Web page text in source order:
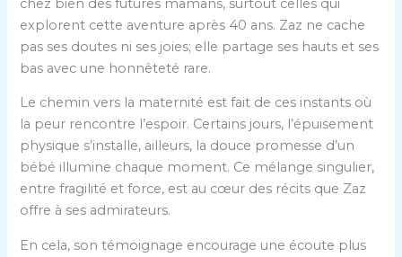
chez bien des futures mamans, surtout celles qui
explorent cette aventure après 40 ans. Zaz ne cache
pas ses doutes ni ses joies; elle partage ses hauts et ses
bas avec une honnêteté rare.
Le chemin vers la maternité est fait de ces instants où
la peur rencontre l’espoir. Certains jours, l’épuisement
physique s’installe, ailleurs, la douce promesse d’un
bébé illumine chaque moment. Ce mélange singulier,
entre fragilité et force, est au cœur des récits que Zaz
offre à ses admirateurs.
En cela, son témoignage encourage une écoute plus